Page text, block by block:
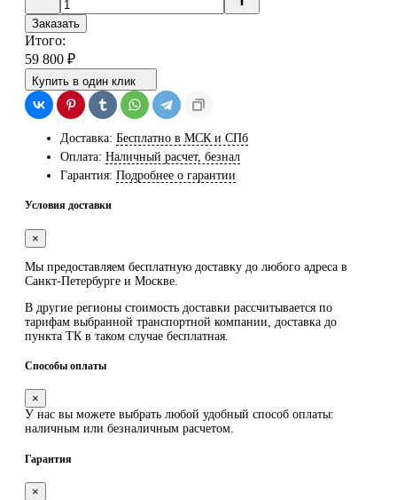
Заказать
Итого:
59 800 ₽
Купить в один клик
Доставка: Бесплатно в МСК и СПб
Оплата: Наличный расчет, безнал
Гарантия: Подробнее о гарантии
Условия доставки
×
Мы предоставляем бесплатную доставку до любого адреса в
Санкт-Петербурге и Москве.
В другие регионы стоимость доставки рассчитывается по
тарифам выбранной транспортной компании, доставка до
пункта ТК в таком случае бесплатная
Способы оплаты
×
У нас вы можете выбрать любой удобный способ оплаты:
наличным или безналичным расчетом.
Гарантия
×